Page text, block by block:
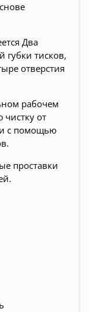
Два
губки тисков,
отверстия
рабочем
чистку от
с помощью
проставки